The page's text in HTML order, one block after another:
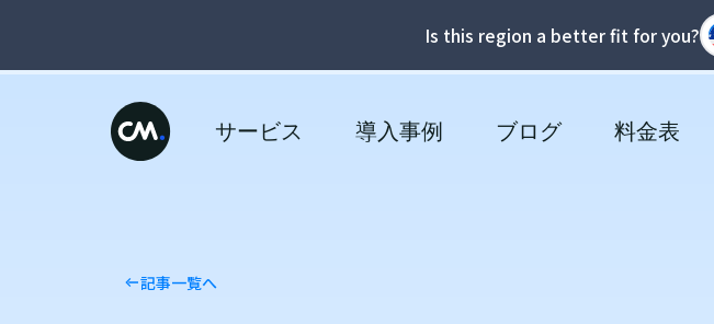
サービス 導入事例 ブログ 料金表
記事一覧へ
Is this region a better fit for you?